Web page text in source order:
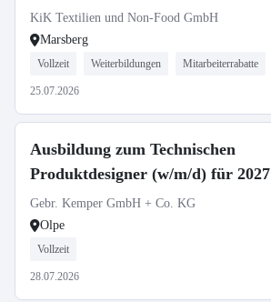
KiK Textilien und Non-Food GmbH
Marsberg
Vollzeit Weiterbildungen Mitarbeiterrabatte
25.07.2026
Ausbildung zum Technischen
Produktdesigner (w/m/d) für 2027
Gebr. Kemper GmbH + Co. KG
Olpe
Vollzeit
28.07.2026